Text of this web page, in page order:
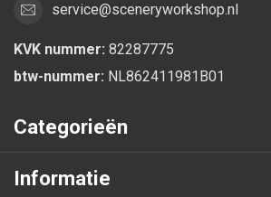
service@sceneryworkshop.nl
KVK nummer: 82287775
btw-nummer: NL862411981B01
Categorieën
Informatie